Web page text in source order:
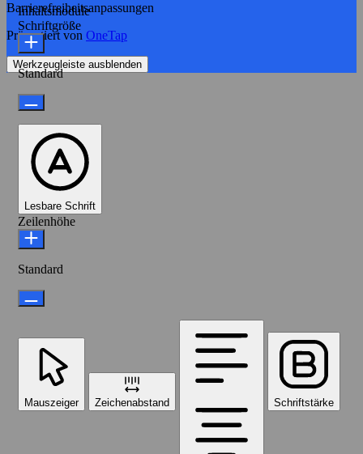
Barrierefreiheitsanpassungen
Präsentiert von OneTap
Werkzeugleiste ausblenden
Inhaltsmodule
Schriftgröße
Standard
Lesbare Schrift
Zeilenhöhe
Standard
Mauszeiger Zeichenabstand Schriftstärke